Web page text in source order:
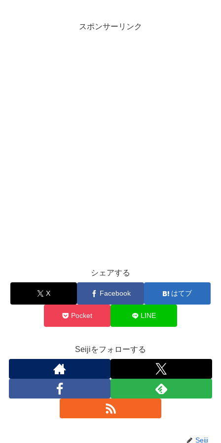
スポンサーリンク
シェアする
X Facebook はてブ
Pocket LINE
Seijiをフォローする
Seiji